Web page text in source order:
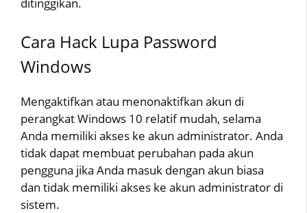
Cara Hack Lupa Password
Windows
Mengaktifkan atau menonaktifkan akun di
perangkat Windows 10 relatif mudah, selama
Anda memiliki akses ke akun administrator. Anda
tidak dapat membuat perubahan pada akun
pengguna jika Anda masuk dengan akun biasa
dan tidak memiliki akses ke akun administrator di
sistem.